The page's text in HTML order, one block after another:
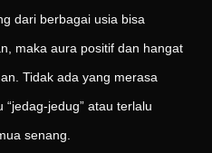
dari berbagai usia bisa
maka aura positif dan hangat
Tidak ada yang merasa
jedug” atau terlalu
senang.